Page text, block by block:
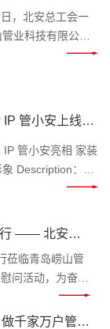
会莅临崂山管
，北安总工会一
业科技有限公
凉” 慰问活动，为
凉问候。 时值盛
职工坚守岗位、
场，北安总工会
矿泉水、饮料、
降温物资，切实
消暑解暑、缓解辛
位一线在岗职工
资，承载着工会
切关心与深情牵
暑中感受到阵阵清
管小安上线，
安全守护官
IP 管小安亮相 家装
Description：深
山管业推出专属 IP
材、施工避坑知
管业，管小安，家
管 装修水路属于隐
时费钱，无数业
行 —— 北安总
莅临青岛崂山管
问活动，为奋战
心关怀与清凉问
守岗位、履职尽
千家万户管路